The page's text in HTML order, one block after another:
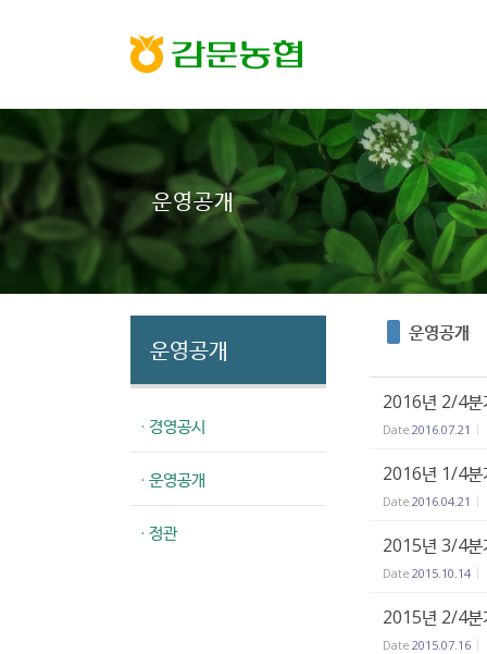
운영공개
운영공개
· 경영공시
· 운영공개
· 정관
운영공개
2016년 2/4분
Date 2016.07.21
2016년 1/4분
Date 2016.04.21
2015년 3/4분
Date 2015.10.14
2015년 2/4분
Date 2015.07.16